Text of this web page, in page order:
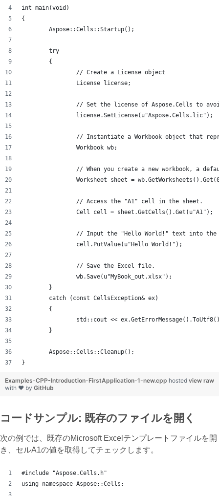
int main(void)
{
	Aspose::Cells::Startup();
	try
	{
		// Create a License object
		License license;
// Set the license of Aspose.Cells to
		license.SetLicense(u"Aspose.Cells.lic");
// Instantiate a Workbook object that
		Workbook wb;
// When you create a new workbook, a
Worksheet sheet =
		// Access the "A1" cell in the sheet.
		Cell cell = sheet.GetCells().Get(u"A1");
// Input the "Hello World!" text into
		cell.PutValue(u"Hello World!");
		// Save the Excel file.
		wb.Save(u"MyBook_out.xlsx");
	}
	catch (const CellsException& ex)
	{
std::cout <<
	}
	Aspose::Cells::Cleanup();
}
view raw
Examples-CPP-Introduction-FirstApplication-1-new.cpp hosted
with ❤ by GitHub
コードサンプル: 既存のファイルを開く
次の例では、既存のMicrosoft Excelテンプレートファイルを開
き、セルA1の値を取得してチェックします。
#include "Aspose.Cells.h"
using namespace Aspose::Cells;